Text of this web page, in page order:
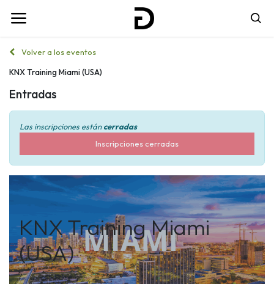
Volver a los eventos
KNX Training Miami (USA)
Entradas
Las inscripciones estáncerradas
Inscripciones cerradas
KNX Training Miami
(USA)